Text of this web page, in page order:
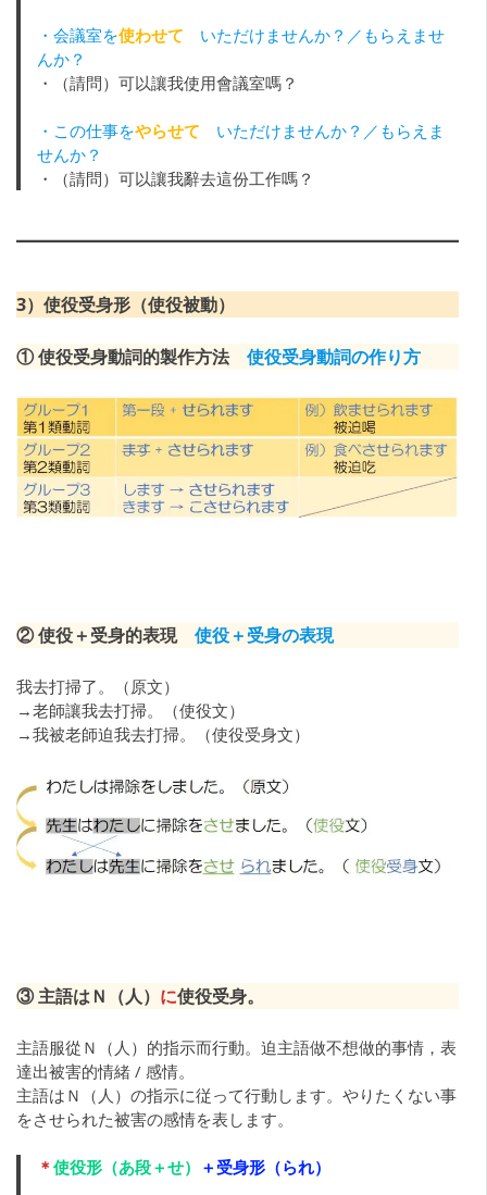
・会議室を使わせて いただけませんか？／もらえませ
んか？
・（請問）可以讓我使用會議室嗎？
・この仕事をやらせて いただけませんか？／もらえま
せんか？
・（請問）可以讓我辭去這份工作嗎？
3）使役受身形（使役被動）
① 使役受身動詞的製作方法 使役受身動詞の作り方
② 使役＋受身的表現 使役＋受身の表現
我去打掃了。（原文）
→老師讓我去打掃。（使役文）
→我被老師迫我去打掃。（使役受身文）
③ 主語はＮ（人） に使役受身。
主語服從Ｎ（人）的指示而行動。迫主語做不想做的事情，表
達出被害的情緒 / 感情。
主語はＮ（人）の指示に従って行動します。やりたくない事
をさせられた被害の感情を表します。
＊ 使役形（あ段＋せ） ＋受身形（られ）